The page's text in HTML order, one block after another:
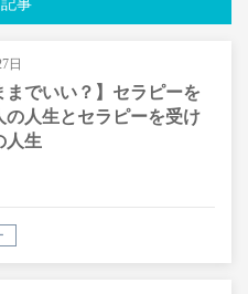
事
日
までいい？】セラピーを
の人生とセラピーを受け
人生